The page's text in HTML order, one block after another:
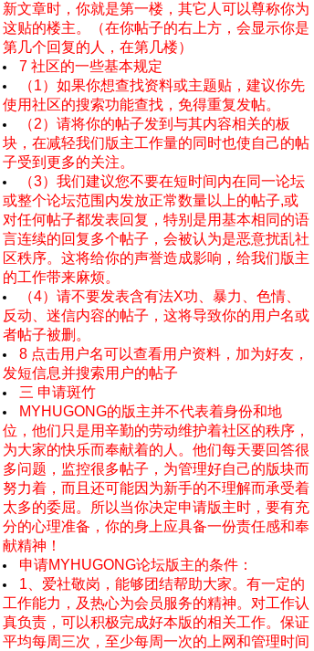
新文章时，你就是第一楼，其它人可以尊称你为
这贴的楼主。（在你帖子的右上方，会显示你是
第几个回复的人，在第几楼）
7 社区的一些基本规定
（1）如果你想查找资料或主题贴，建议你先
使用社区的搜索功能查找，免得重复发帖。
（2）请将你的帖子发到与其内容相关的板
块，在减轻我们版主工作量的同时也使自己的帖
子受到更多的关注。
（3）我们建议您不要在短时间内在同一论坛
或整个论坛范围内发放正常数量以上的帖子,或
对任何帖子都发表回复，特别是用基本相同的语
言连续的回复多个帖子，会被认为是恶意扰乱社
区秩序。这将给你的声誉造成影响，给我们版主
的工作带来麻烦。
（4）请不要发表含有法X功、暴力、色情、
反动、迷信内容的帖子，这将导致你的用户名或
者帖子被删。
8 点击用户名可以查看用户资料，加为好友，
发短信息并搜索用户的帖子
三 申请斑竹
MYHUGONG的版主并不代表着身份和地
位，他们只是用辛勤的劳动维护着社区的秩序，
为大家的快乐而奉献着的人。他们每天要回答很
多问题，监控很多帖子，为管理好自己的版块而
努力着，而且还可能因为新手的不理解而承受着
太多的委屈。所以当你决定申请版主时，要有充
分的心理准备，你的身上应具备一份责任感和奉
献精神！
申请MYHUGONG论坛版主的条件：
1、爱社敬岗，能够团结帮助大家。有一定的
工作能力，及热心为会员服务的精神。对工作认
真负责，可以积极完成好本版的相关工作。保证
平均每周三次，至少每周一次的上网和管理时间